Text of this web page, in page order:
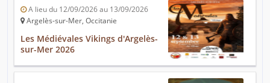
A lieu du 12/09/2026 au 13/09/2026
Argelès-sur-Mer, Occitanie
Les Médiévales Vikings d'Argelès-
sur-Mer 2026